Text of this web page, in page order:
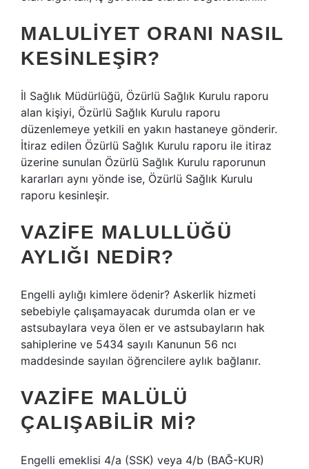
MALULIYET ORANI NASIL
KESINLEŞIR?
İl Sağlık Müdürlüğü, Özürlü Sağlık Kurulu raporu
alan kişiyi, Özürlü Sağlık Kurulu raporu
düzenlemeye yetkili en yakın hastaneye gönderir.
İtiraz edilen Özürlü Sağlık Kurulu raporu ile itiraz
üzerine sunulan Özürlü Sağlık Kurulu raporunun
kararları aynı yönde ise, Özürlü Sağlık Kurulu
raporu kesinleşir.
VAZIFE MALULLÜĞÜ
AYLIĞI NEDIR?
Engelli aylığı kimlere ödenir? Askerlik hizmeti
sebebiyle çalışamayacak durumda olan er ve
astsubaylara veya ölen er ve astsubayların hak
sahiplerine ve 5434 sayılı Kanunun 56 ncı
maddesinde sayılan öğrencilere aylık bağlanır.
VAZIFE MALÜLÜ
ÇALIŞABILIR MI?
Engelli emeklisi 4/a (SSK) veya 4/b (BAĞ-KUR)